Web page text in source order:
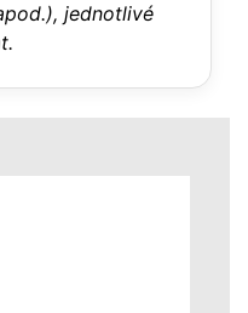
jednotlivé